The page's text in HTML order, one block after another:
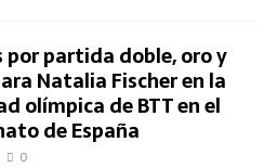
por partida doble, oro y
Natalia Fischer en la
olímpica de BTT en el
de España
0